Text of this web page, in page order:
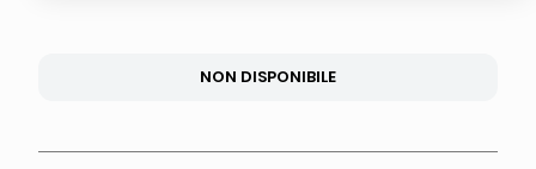
NON DISPONIBILE